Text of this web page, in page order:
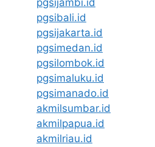
pgsijambi.id
pgsibali.id
pgsijakarta.id
pgsimedan.id
pgsilombok.id
pgsimaluku.id
pgsimanado.id
akmilsumbar.id
akmilpapua.id
akmilriau.id